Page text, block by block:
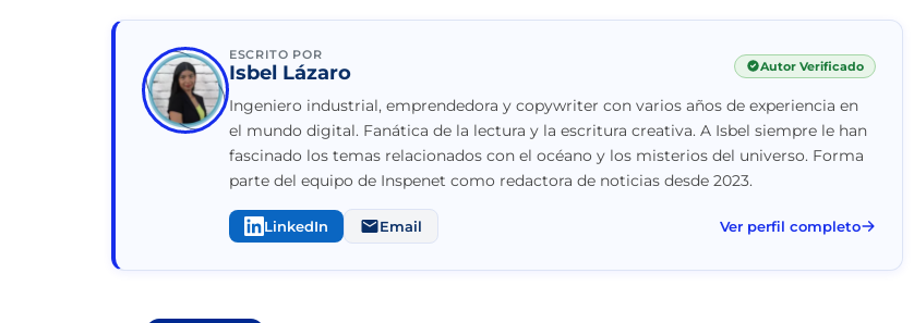
ESCRITO POR
Isbel Lázaro Autor Verificado
Ingeniero industrial, emprendedora y copywriter con varios años de experiencia en
el mundo digital. Fanática de la lectura y la escritura creativa. A Isbel siempre le han
fascinado los temas relacionados con el océano y los misterios del universo. Forma
parte del equipo de Inspenet como redactora de noticias desde 2023.
LinkedIn Email Ver perfil completo